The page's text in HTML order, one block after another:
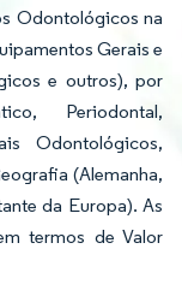
Odontológicos na
Gerais e
e outros), por
Periodontal,
Odontológicos,
(Alemanha,
da Europa). As
termos de Valor